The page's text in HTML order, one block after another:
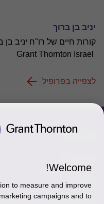
יניב בן ברוך
קורות חיים של רו"ח יניב
לצפייה בפרופיל
צור קשר
כניסה לעובדים - דוא"ל
אודותינו
תקנון
Welcome!
to measure and improve
campaigns and to